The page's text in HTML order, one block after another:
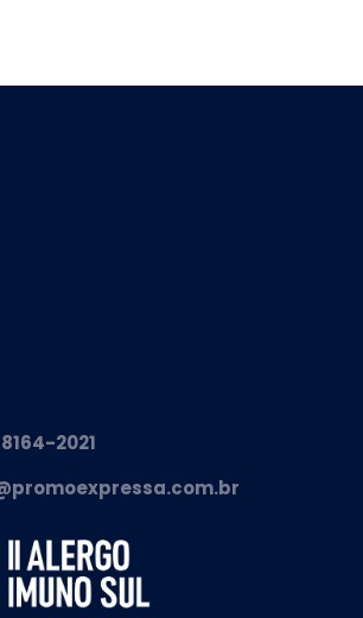
2021